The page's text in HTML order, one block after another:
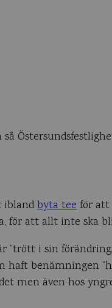
iblandbyta teeför att
för att allt inte ska
”trött i sin
benämningen
men även hos